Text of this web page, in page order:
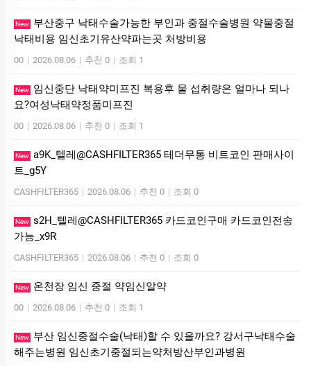
New
부산중구 낙태수술가능한 부인과 중절수술병원 약물중절
낙태비용 임신초기유산약파는곳 처방비용
00 | 2026.08.06 | 추천 0 | 조회 1
New
임신중단 낙태약미프진 복용후 물 섭취량은 얼마나 되나
요?여성낙­태약정품미­프진
00 | 2026.08.06 | 추천 0 | 조회 1
New a9K_텔레@CASHFILTER365 테더무통 비트코인 판매사이
트_g5Y
CASHFILTER365 | 2026.08.06 | 추천 0 | 조회 0
New s2H_텔레@CASHFILTER365 카드코인구매 카드코인전송
가능_x9R
CASHFILTER365 | 2026.08.06 | 추천 0 | 조회 0
New 온천장 임신 중절 약임신알약
00 | 2026.08.06 | 추천 0 | 조회 1
New
부산 임신중절수술(낙태)할 수 있을까요? 강서구낙태수술
해주는병원 임신초기중절되는약처방산부인과병원